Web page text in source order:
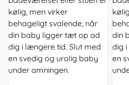
kølig, men virker
behageligt svalende, når
din baby ligger tæt op ad
dig i længere tid. Slut med
en svedig og urolig baby
under amningen.
din
dig
en